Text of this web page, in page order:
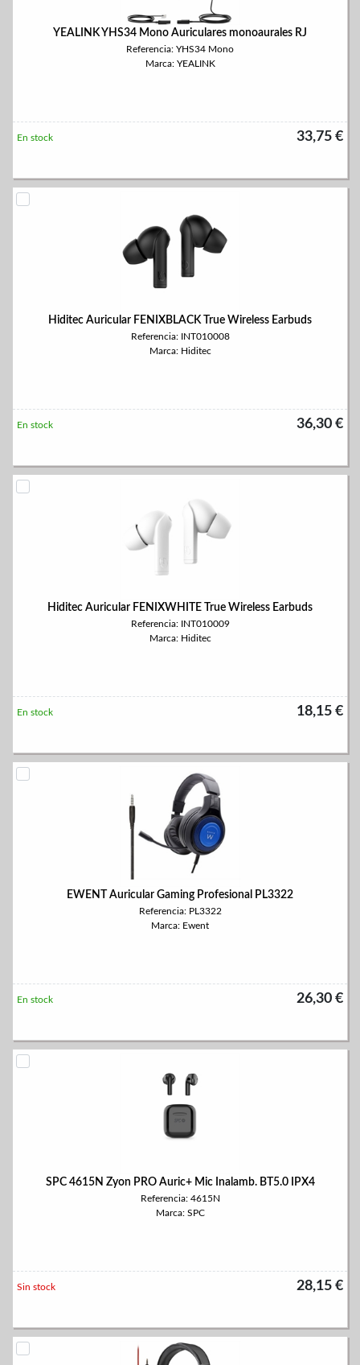
YEALINK YHS34 Mono Auriculares monoaurales RJ
Referencia: YHS34 Mono
Marca: YEALINK
33,75 €
En stock
Hiditec Auricular FENIXBLACK True Wireless Earbuds
Referencia: INT010008
Marca: Hiditec
36,30 €
En stock
Hiditec Auricular FENIXWHITE True Wireless Earbuds
Referencia: INT010009
Marca: Hiditec
18,15 €
En stock
EWENT Auricular Gaming Profesional PL3322
Referencia: PL3322
Marca: Ewent
26,30 €
En stock
SPC 4615N Zyon PRO Auric+ Mic Inalamb. BT5.0 IPX4
Referencia: 4615N
Marca: SPC
28,15 €
Sin stock